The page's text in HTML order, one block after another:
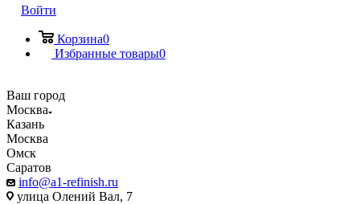
Войти
Корзина0
Избранные товары0
Ваш город
Москва
Казань
Москва
Омск
Саратов
info@a1-refinish.ru
улица Олений Вал, 7